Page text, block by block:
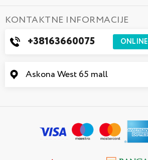
KONTAKTNE INFORMACIJE
+38163660075 ONLINE
Askona West 65 mall